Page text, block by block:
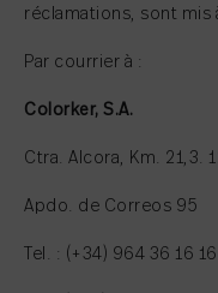
réclamations, sont mis
Par courrier à :
Colorker, S.A.
Ctra. Alcora, Km. 21,3.
Apdo. de Correos 95
Tel. : (+34) 964 36 16 16